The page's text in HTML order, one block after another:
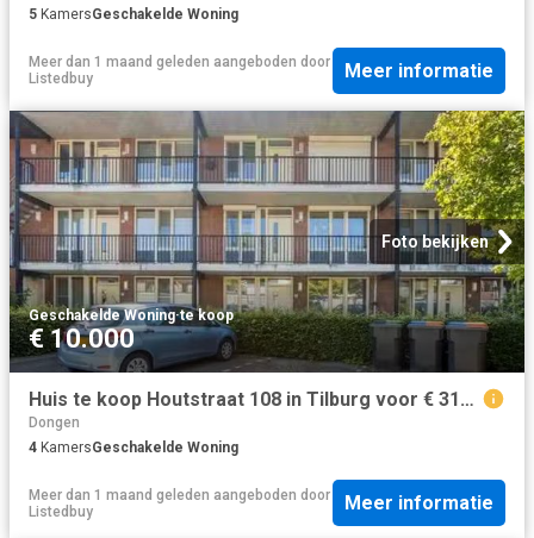
5 KamersGeschakelde Woning
Meer dan 1 maand geleden aangeboden door
Listedbuy
Meer informatie
Foto bekijken
Geschakelde Woning·te koop
€ 10.000
Huis te koop Houtstraat 108 in Tilburg voor € 315.000
Dongen
4 KamersGeschakelde Woning
Meer dan 1 maand geleden aangeboden door
Listedbuy
Meer informatie